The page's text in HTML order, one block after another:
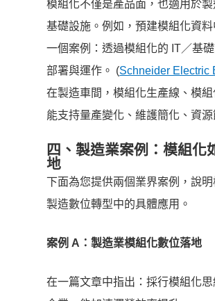
模組化不僅是產品面，也適用於
基礎設施。例如，預建模組化資
一個案例：透過模組化的 IT／基
部署與運作。 (Schneider Electric
在製造車間，模組化生產線、模
能支持量產變化、維護簡化、資源
四、製造業案例：模組化
地
下面為您提供兩個業界案例，說
製造數位轉型中的具體應用。
案例 A ：製造業模組化數位落地
在一篇文章中指出：採行模組化